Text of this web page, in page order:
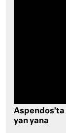
yan yana